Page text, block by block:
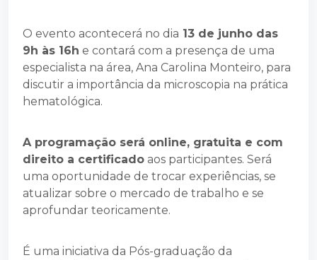
O evento acontecerá no dia 13 de junho das
9h às 16h e contará com a presença de uma
especialista na área, Ana Carolina Monteiro, para
discutir a importância da microscopia na prática
hematológica.
A programação será online, gratuita e com
direito a certificado aos participantes. Será
uma oportunidade de trocar experiências, se
atualizar sobre o mercado de trabalho e se
aprofundar teoricamente.
É uma iniciativa da Pós-graduação da